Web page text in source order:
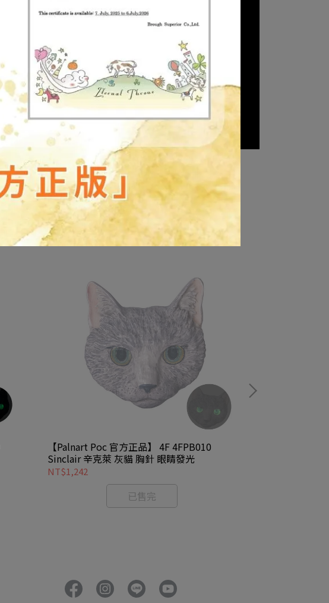
【Palnart Poc 官方正品】 4F 4FPB010
Sinclair 辛克萊 灰貓 胸針 眼睛發光
NT$1,242
已售完